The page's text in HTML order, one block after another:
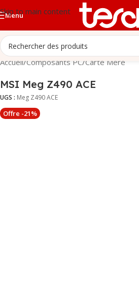
Skip to main content
Menu
Accueil/Composants PC/Carte Mère
MSI Meg Z490 ACE
UGS : Meg Z490 ACE
Offre -21%